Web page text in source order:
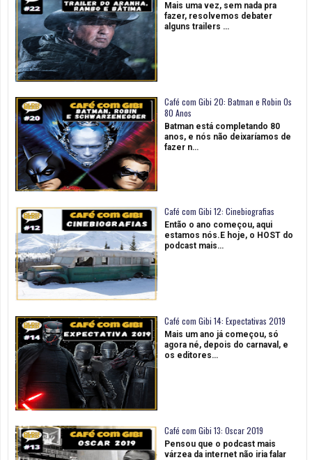
Mais uma vez, sem nada pra
fazer, resolvemos debater
alguns trailers …
Café com Gibi 20: Batman e Robin Os
80 Anos
Batman está completando 80
anos, e nós não deixaríamos de
fazer n…
Café com Gibi 12: Cinebiografias
Então o ano começou, aqui
estamos nós.E hoje, o HOST do
podcast mais…
Café com Gibi 14: Expectativas 2019
Mais um ano já começou, só
agora né, depois do carnaval, e
os editores…
Café com Gibi 13: Oscar 2019
Pensou que o podcast mais
várzea da internet não iria falar